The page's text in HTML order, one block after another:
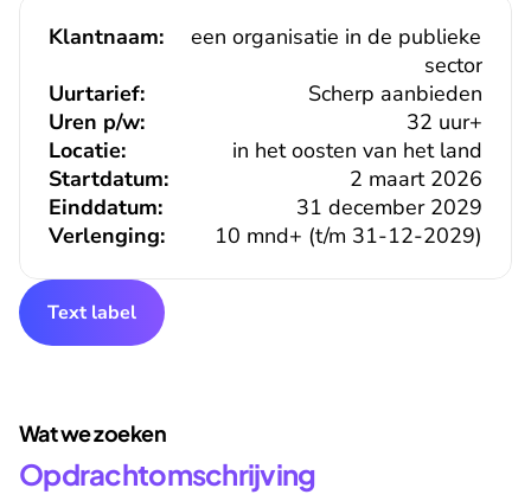
Klantnaam:
een organisatie in de publieke
sector
Uurtarief:
Scherp aanbieden
32 uur+
Uren p/w:
Locatie:
in het oosten van het land
Verlenging: 10 mnd+ (t/m 31-12-2029)
Einddatum: 31 december 2029
Startdatum: 2 maart 2026
Text label
Wat we zoeken
Opdrachtomschrijving